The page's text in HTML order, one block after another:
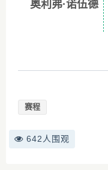
奥利弗·诺伍德
赛程
642人围观